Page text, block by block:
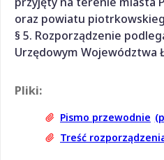
oraz powiatu
§ 5. Rozporządzenie
Urzędowym Województwa
Pliki:
Pismo przewodnie
Treść